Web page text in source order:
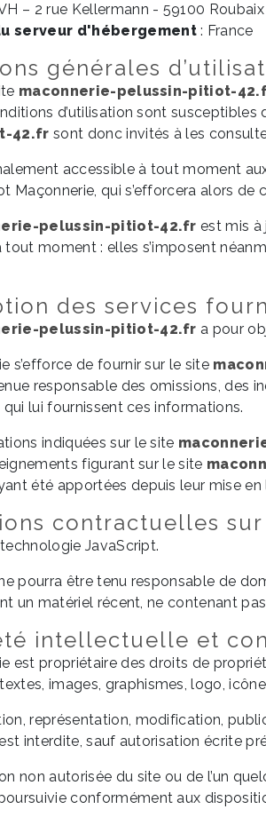
– 2 rue Kellermann - 59100
serveur d'hébergement: France
générales
maconnerie-pelussin-pitiot-
d’utilisation sont
42.fr sont donc invités à les
accessible à tout moment
Maçonnerie, qui s’efforcera alors
pelussin-pitiot-42.fr est mis à
moment : elles s’imposent
des services
pelussin-pitiot-42.fr a pour
s’efforce de fournir sur le site
responsable des omissions, des
lui fournissent ces informations.
indiquées sur le site
figurant sur le site
été apportées depuis leur mise en
contractuelles
JavaScript.
pourra être tenu responsable de
un matériel récent, ne contenant
intellectuelle et
est propriétaire des droits de
images, graphismes, logo,
représentation, modification,
interdite, sauf autorisation écrite
non autorisée du site ou de l’un
conformément aux